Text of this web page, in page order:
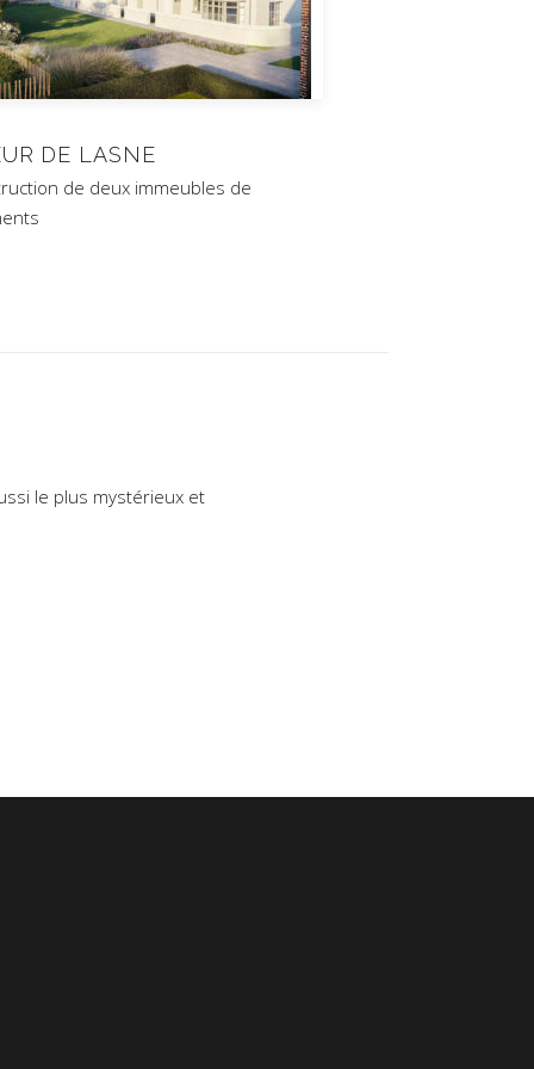
DE LASNE
de deux immeubles de
le plus mystérieux et